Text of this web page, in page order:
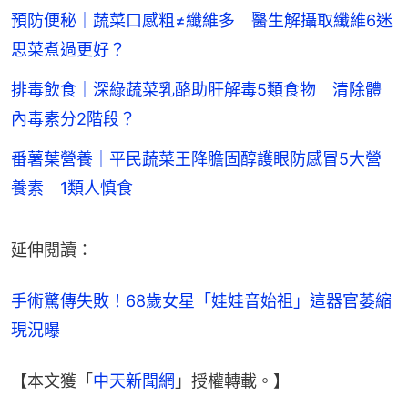
預防便秘｜蔬菜口感粗≠纖維多 醫生解攝取纖維6迷
思菜煮過更好？
排毒飲食｜深綠蔬菜乳酪助肝解毒5類食物 清除體
內毒素分2階段？
番薯葉營養｜平民蔬菜王降膽固醇護眼防感冒5大營
養素 1類人慎食
延伸閱讀：
手術驚傳失敗！68歲女星「娃娃音始祖」這器官萎縮
現況曝
【本文獲「 中天新聞網 」授權轉載。】